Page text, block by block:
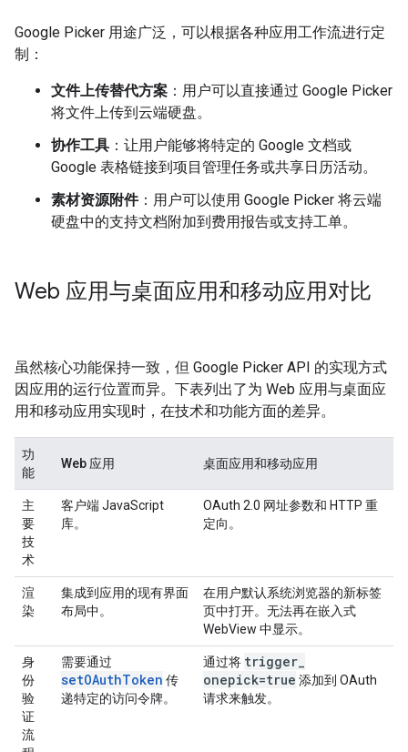
Google Picker 用途广泛，可以根据各种应用工作流进行定
制：
文件上传替代方案 ：用户可以直接通过 Google Picker
将文件上传到云端硬盘。
协作工具 ：让用户能够将特定的 Google 文档或
Google 表格链接到项目管理任务或共享日历活动。
素材资源附件：用户可以使用 Google Picker 将云端
硬盘中的支持文档附加到费用报告或支持工单。
Web 应用与桌面应用和移动应用对比
虽然核心功能保持一致，但 Google Picker API 的实现方式
因应用的运行位置而异。下表列出了为 Web 应用与桌面应
用和移动应用实现时，在技术和功能方面的差异。
功
能
Web 应用 桌面应用和移动应用
主
要
技
术
客户端 JavaScript
库。
OAuth 2.0 网址参数和 HTTP 重
定向。
渲
染
集成到应用的现有界面
布局中。
在用户默认系统浏览器的新标签
页中打开。无法再在嵌入式
WebView 中显示。
身
份
验
证
流
需要通过
setOAuthToken 传
递特定的访问令牌。
通过将 trigger
onepick=true 添加到 OAuth
请求来触发。